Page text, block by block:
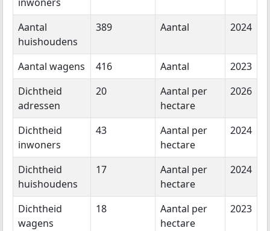
inwoners
Aantal
huishoudens
389 Aantal 2024
Aantal wagens 416 Aantal
2023
Dichtheid
adressen
20
Aantal per
hectare
2026
Dichtheid
inwoners
43
Aantal per
hectare
2024
Dichtheid
huishoudens
17
Aantal per
hectare
2024
Dichtheid
wagens
18
Aantal per
hectare
2023